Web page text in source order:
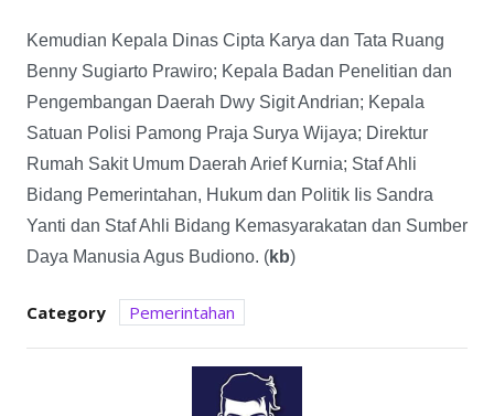
Kemudian Kepala Dinas Cipta Karya dan Tata Ruang
Benny Sugiarto Prawiro; Kepala Badan Penelitian dan
Pengembangan Daerah Dwy Sigit Andrian; Kepala
Satuan Polisi Pamong Praja Surya Wijaya; Direktur
Rumah Sakit Umum Daerah Arief Kurnia; Staf Ahli
Bidang Pemerintahan, Hukum dan Politik Iis Sandra
Yanti dan Staf Ahli Bidang Kemasyarakatan dan Sumber
Daya Manusia Agus Budiono. (kb)
Category Pemerintahan